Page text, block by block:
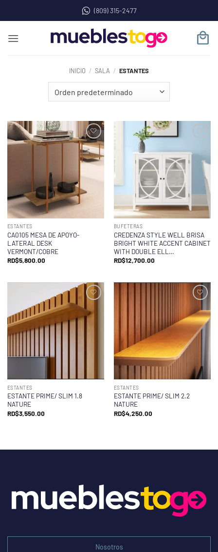
(809) 315-2477
INICIO / SALA / ESTANTES
ESTANTES
CA0105 MESA DE APOYO-
LATERAL DESK
VERMONT/COBRE
RD$5,800.00
BUFETERAS
CREDENZA STYLE WELL BRISA
BRIGHT WHITE ACCENT CABINET
WITH DOUBLE ELL…
RD$12,700.00
ESTANTES
ESTANTE PRIME/ SLIM 1.8
NATURE
RD$3,550.00
ESTANTES
ESTANTE PRIME/ SLIM 2.2
NATURE
RD$4,250.00
Nosotros